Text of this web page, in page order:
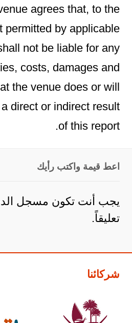
agrees that, to the
permitted by applicable
not be liable for any
costs, damages and
the venue does or will
direct or indirect result
of this report.
اعط قيمة واكتب رأيك
يجب أنت تكون مسجل
تعليقاً.
شركائنا